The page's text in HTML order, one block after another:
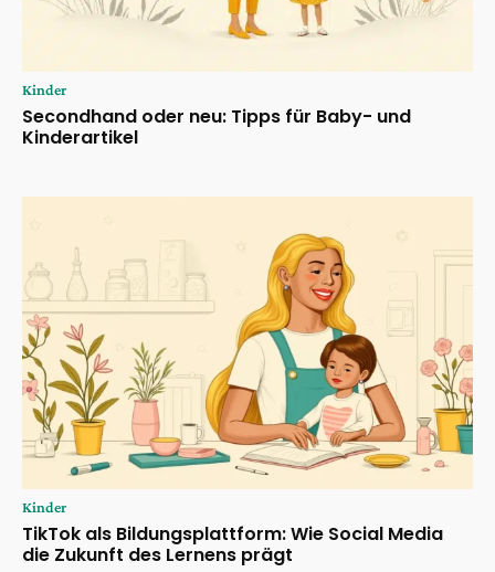
Kinder
Secondhand oder neu: Tipps für Baby- und
Kinderartikel
Kinder
TikTok als Bildungsplattform: Wie Social Media
die Zukunft des Lernens prägt